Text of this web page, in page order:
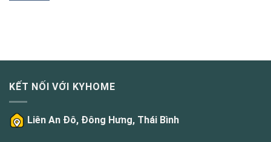
KẾT NỐI VỚI KYHOME
Liên An Đô, Đông Hưng, Thái Bình